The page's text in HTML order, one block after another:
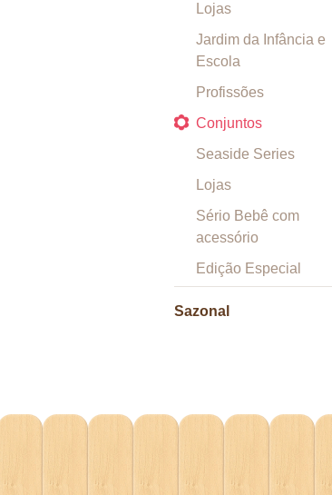
Lojas
Jardim da Infância e
Escola
Profissões
Conjuntos
Seaside Series
Lojas
Sério Bebê com
acessório
Edição Especial
Sazonal